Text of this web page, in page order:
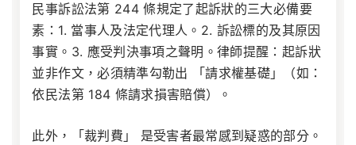
民事訴訟法第 244 條規定了起訴狀的三大必備要
素：1. 當事人及法定代理人。2. 訴訟標的及其原因
事實。3. 應受判決事項之聲明。律師提醒：起訴狀
並非作文，必須精準勾勒出 「請求權基礎」（如：
依民法第 184 條請求損害賠償）。
此外，「裁判費」 是受害者最常感到疑惑的部分。